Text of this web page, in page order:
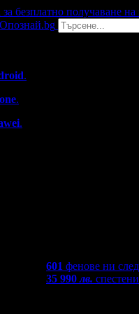
безплатно получаване
Опознай.bg
.
.
.
601 фенове ни
35 990лв.